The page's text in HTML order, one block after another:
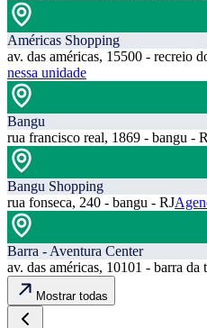
Américas Shopping
av. das américas, 15500 - recreio
nessa unidade
Bangu
rua francisco real, 1869 - bangu -
Bangu Shopping
rua fonseca, 240 - bangu - RJ
Barra - Aventura Center
av. das américas, 10101 - barra da
Mostrar todas